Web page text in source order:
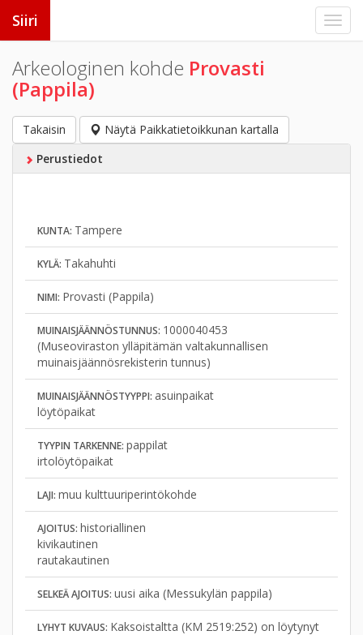
Siiri
Arkeologinen kohde Provasti
(Pappila)
Takaisin
Näytä Paikkatietoikkunan kartalla
Perustiedot
KUNTA: Tampere
KYLÄ: Takahuhti
NIMI: Provasti (Pappila)
MUINAISJÄÄNNÖSTUNNUS: 1000040453
(Museoviraston ylläpitämän valtakunnallisen
muinaisjäännösrekisterin tunnus)
MUINAISJÄÄNNÖSTYYPPI: asuinpaikat
löytöpaikat
TYYPIN TARKENNE: pappilat
irtolöytöpaikat
LAJI: muu kulttuuriperintökohde
AJOITUS: historiallinen
kivikautinen
rautakautinen
SELKEÄ AJOITUS: uusi aika (Messukylän pappila)
LYHYT KUVAUS: Kaksoistaltta (KM 2519:252) on löytynyt